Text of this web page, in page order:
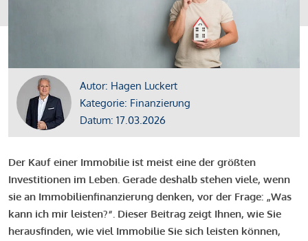
Autor: Hagen Luckert
Kategorie: Finanzierung
Datum: 17.03.2026
Der Kauf einer Immobilie ist meist eine der größten
Investitionen im Leben. Gerade deshalb stehen viele, wenn
sie an Immobilienfinanzierung denken, vor der Frage: „Was
kann ich mir leisten?“. Dieser Beitrag zeigt Ihnen, wie Sie
herausfinden, wie viel Immobilie Sie sich leisten können,